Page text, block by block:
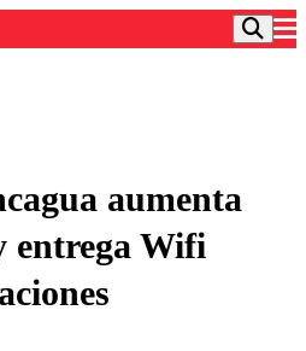
TV
aumenta
entrega Wifi